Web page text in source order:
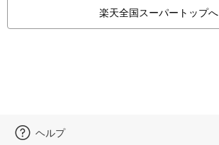
楽天全国スーパートップへ
ヘルプ